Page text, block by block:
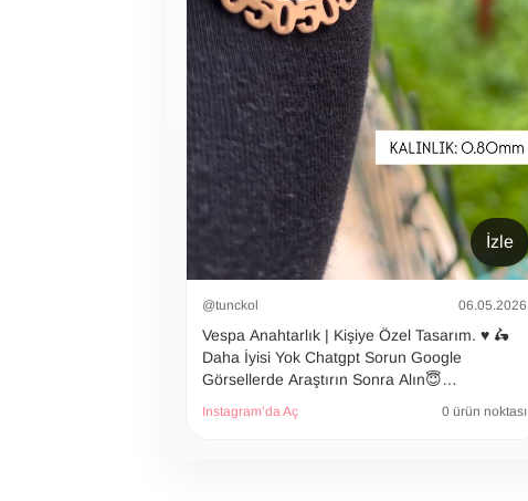
İzle
@tunckol 06.05.2026
Vespa Anahtarlık | Kişiye Özel Tasarım. ♥️ 🛵
Daha İyisi Yok Chatgpt Sorun Google
Görsellerde Araştırın Sonra Alın😇…
Instagram’da Aç 0 ürün noktası